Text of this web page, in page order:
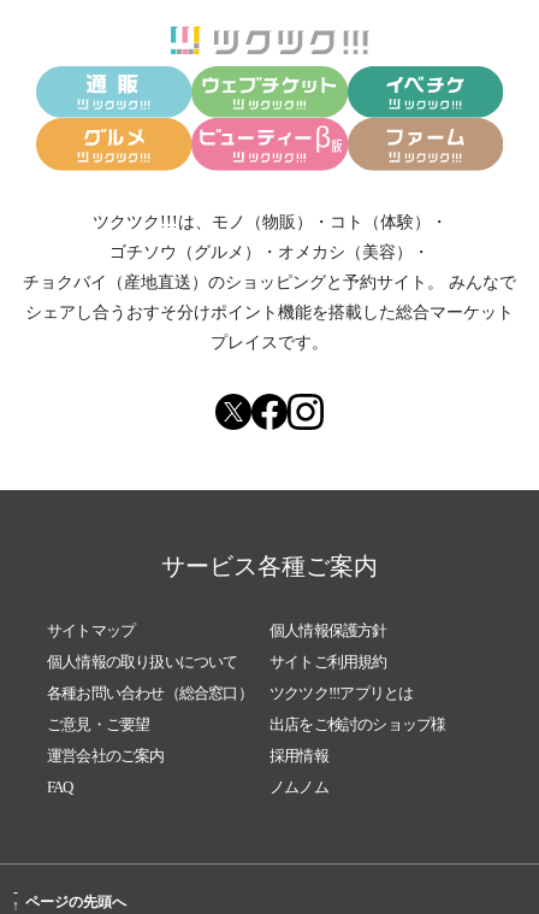
ツクツク!!!は、 モノ（物販） ・ コト（体験）
・
ゴチソウ（グルメ）
・ オメカシ（美容）
・
チョクバイ（産地直送） のショッピングと予約サイト。
みんなで
シェアし合う おすそ分けポイント機能を搭載した総合マーケット
プレイスです。
サービス各種ご案内
サイトマップ
個人情報保護方針
個人情報の取り扱いについて
サイトご利用規約
各種お問い合わせ（総合窓口）
ツクツク!!!アプリとは
ご意見・ご要望
出店をご検討のショップ様
運営会社のご案内
採用情報
FAQ
ノムノム
-
↑ ページの先頭へ